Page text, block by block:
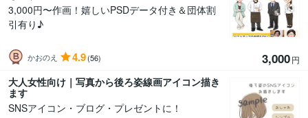
3,000円〜作画！嬉しいPSDデータ付き＆団体割
引有り♪
かおのえ 4.9(56) 3,000円
大人女性向け｜写真から後ろ姿線画アイコン描き
ます
SNSアイコン・ブログ・プレゼントに！